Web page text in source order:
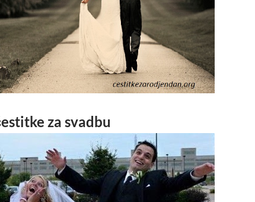
za svadbu